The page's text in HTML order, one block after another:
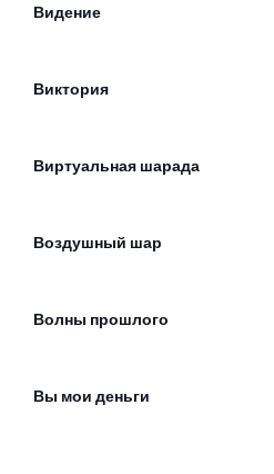
Видение
Виктория
Виртуальная шарада
Воздушный шар
Волны прошлого
Вы мои деньги